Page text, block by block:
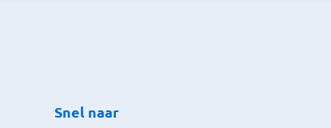
Snel naar